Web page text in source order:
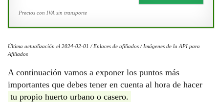
Precios con IVA sin transporte
Última actualización el 2024-02-01 / Enlaces de afiliados / Imágenes de la API para
Afiliados
A continuación vamos a exponer los puntos más
importantes que debes tener en cuenta al hora de hacer
tu propio huerto urbano o casero.